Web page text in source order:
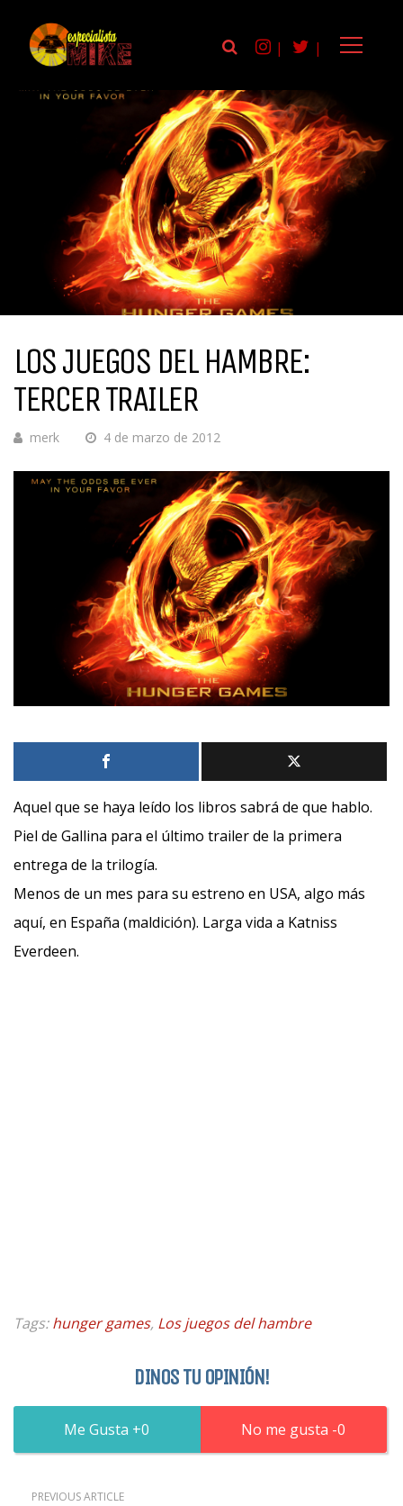
| |
LOS JUEGOS DEL HAMBRE:
TERCER TRAILER
merk 4 de marzo de 2012
Aquel que se haya leído los libros sabrá de que hablo.
Piel de Gallina para el último trailer de la primera
entrega de la trilogía.
Menos de un mes para su estreno en USA, algo más
aquí, en España (maldición). Larga vida a Katniss
Everdeen.
Tags:hunger games, Los juegos del hambre
DINOS TU OPINIÓN!
0 0
PREVIOUS ARTICLE